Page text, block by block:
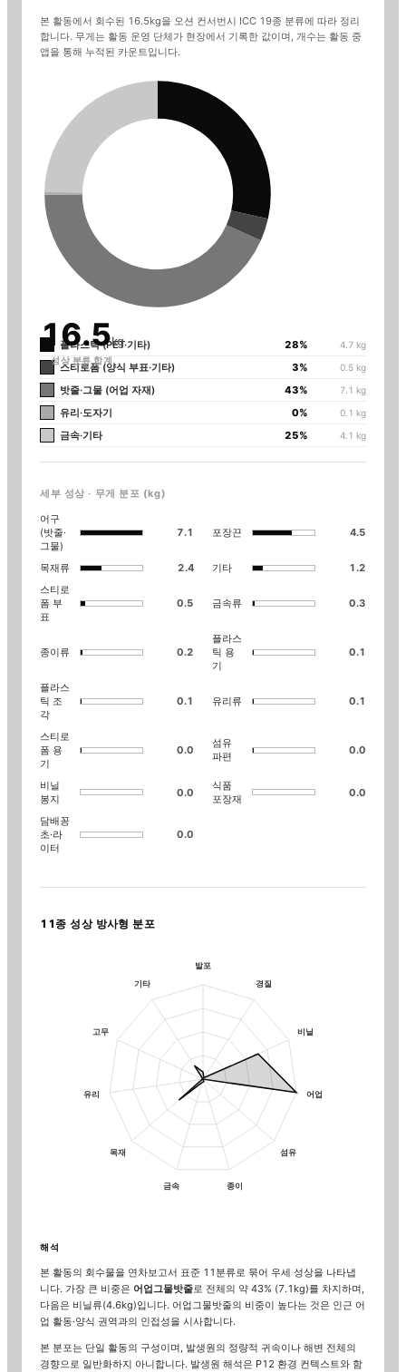
본 활동에서 회수된 16.5kg을 오션 컨서번시 ICC 19종 분류에 따라 정리
합니다. 무게는 활동 운영 단체가 현장에서 기록한 값이며, 개수는 활동 중
앱을 통해 누적된 카운트입니다.
16.5kg
성상 분류 합계
플라스틱 (PET·기타) 28% 4.7kg
스티로폼 (양식 부표·기타) 3% 0.5kg
밧줄·그물 (어업 자재) 43% 7.1 kg
유리·도자기 0% 0.1 kg
금속·기타 25% 4.1 kg
세부 성상 · 무게 분포 (kg)
어구
(밧줄·
그물)
7.1 포장끈 4.5
목재류 2.4 기타
1.2
스티로
폼 부
표
0.5 금속류 0.3
종이류 0.2
플라스
틱 용
기
0.1
플라스
틱 조
각
0.1 유리류 0.1
스티로
폼 용
기
0.0
섬유
파편
0.0
비닐
봉지
0.0
식품
포장재
0.0
담배꽁
초·라
이터
0.0
11종 성상 방사형 분포
발포
경질
비닐
어업
섬유
종이
금속
목재
유리
고무
기타
해석
본 활동의 회수물을 연차보고서 표준 11분류로 묶어 우세 성상을 나타냅
니다. 가장 큰 비중은 어업그물밧줄로 전체의 약 43% (7.1kg)를 차지하며
다음은 비닐류(4.6kg)입니다. 어업그물밧줄의 비중이 높다는 것은 인근 어
업 활동·양식 권역과의 인접성을 시사합니다.
본 분포는 단일 활동의 구성이며, 발생원의 정량적 귀속이나 해변 전체의
경향으로 일반화하지 아니합니다. 발생원 해석은 P12 환경 컨텍스트와 함